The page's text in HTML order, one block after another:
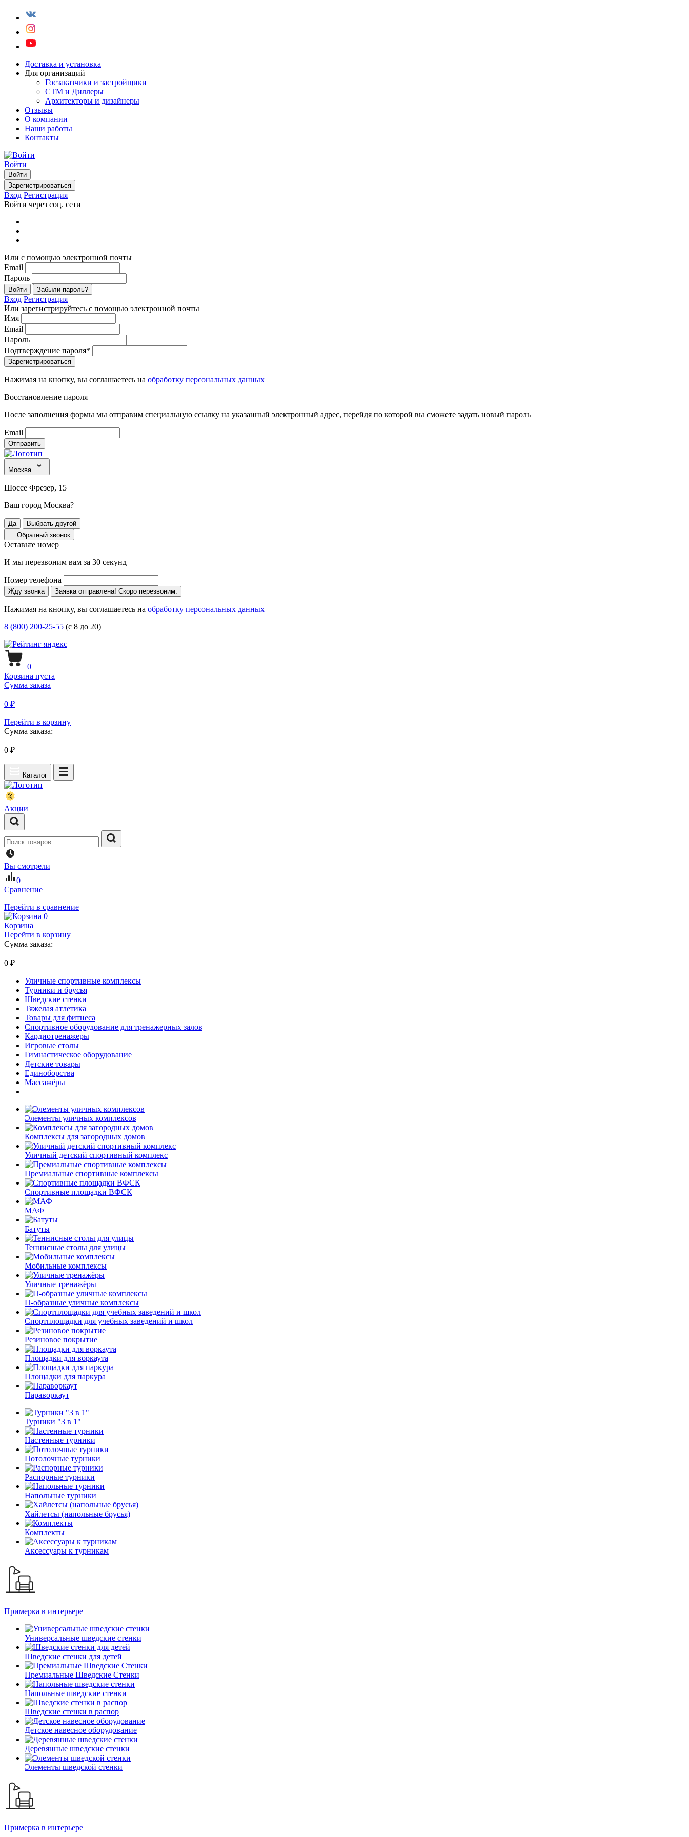
Доставка и установка
Для организаций
Госзаказчики и застройщики
СТМ и Диллеры
Архитекторы и дизайнеры
Отзывы
О компании
Наши работы
Контакты
Войти
Войти
Зарегистрироваться
Вход Регистрация
Войти через соц. сети
Или с помощью электронной почты
Email
Пароль
Войти Забыли пароль?
Вход Регистрация
Или зарегистрируйтесь с помощью электронной почты
Имя
Email
Пароль
Подтверждение пароля*
Зарегистрироваться
Нажимая на кнопку, вы соглашаетесь на обработку персональных данных
Восстановление пароля
После заполнения формы мы отправим специальную ссылку на указанный электронный адрес, перейдя по которой вы сможете задать новый пароль
Email
Отправить
Москва
Шоссе Фрезер, 15
Ваш город Москва?
Да
Выбрать другой
Обратный звонок
Оставьте номер
И мы перезвоним вам за 30 секунд
Номер телефона
Жду звонка Заявка отправлена! Скоро перезвоним.
Нажимая на кнопку, вы соглашаетесь на обработку персональных данных
8 (800) 200-25-55 (с 8 до 20)
0
Корзина пуста
Сумма заказа
0 ₽
Перейти в корзину
Сумма заказа:
0 ₽
Каталог
Акции
Вы смотрели
0
Сравнение
Перейти в сравнение
0
Корзина
Перейти в корзину
Сумма заказа:
0 ₽
Уличные спортивные комплексы
Турники и брусья
Шведские стенки
Тяжелая атлетика
Товары для фитнеса
Спортивное оборудование для тренажерных залов
Кардиотренажеры
Игровые столы
Гимнастическое оборудование
Детские товары
Единоборства
Массажёры
Элементы уличных комплексов
Комплексы для загородных домов
Уличный детский спортивный комплекс
Премиальные спортивные комплексы
Спортивные площадки ВФСК
МАФ
Батуты
Теннисные столы для улицы
Мобильные комплексы
Уличные тренажёры
П-образные уличные комплексы
Спортплощадки для учебных заведений и школ
Резиновое покрытие
Площадки для воркаута
Площадки для паркура
Параворкаут
Турники "3 в 1"
Настенные турники
Потолочные турники
Распорные турники
Напольные турники
Хайлетсы (напольные брусья)
Комплекты
Аксессуары к турникам
Примерка в интерьере
Универсальные шведские стенки
Шведские стенки для детей
Премиальные Шведские Стенки
Напольные шведские стенки
Шведские стенки в распор
Детское навесное оборудование
Деревянные шведские стенки
Элементы шведской стенки
Примерка в интерьере